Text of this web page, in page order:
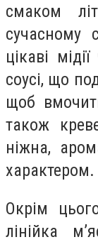
смаком
сучасному
цікаві
соусі, що
щоб
також
ніжна,
характером.
Окрім
лінійка